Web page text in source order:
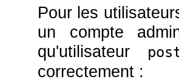
Pour les
un compte
qu'utilisateur
correctement :